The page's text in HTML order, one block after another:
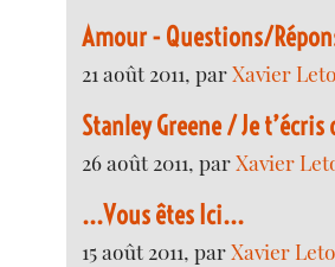
Amour - Questions/
21 août 2011, parXavier
Stanley Greene / Je
26 août 2011, parXavier
...Vous êtes Ici...
15 août 2011, parXavier